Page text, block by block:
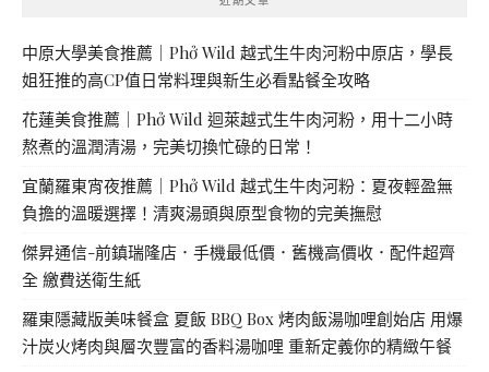
中原大學美食推薦｜Phở Wild 越式生牛肉河粉中原店，學長
姐狂推的高CP值日常料理與新生必看點餐全攻略
花蓮美食推薦｜Phở Wild 迴萊越式生牛肉河粉，用十二小時
熬煮的溫潤清湯，完美切換忙碌的日常！
宜蘭羅東宵夜推薦｜Phở Wild 越式生牛肉河粉：夏夜輕盈無
負擔的溫暖選擇！清爽湯頭與原型食物的完美撫慰
傑昇通信-前鎮瑞隆店．手機最低價．舊機高價收．配件超齊
全 繳費送衛生紙
羅東隱藏版美味餐盒 夏飯 BBQ Box 烤肉飯湯咖哩創始店 用爆
汁炭火烤肉與層次豐富的香料湯咖哩 重新定義你的精緻午餐